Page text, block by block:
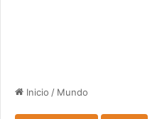
Inicio / Mundo